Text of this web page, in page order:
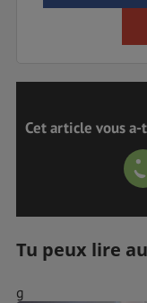
Cet article vous
Tu peux lire
g